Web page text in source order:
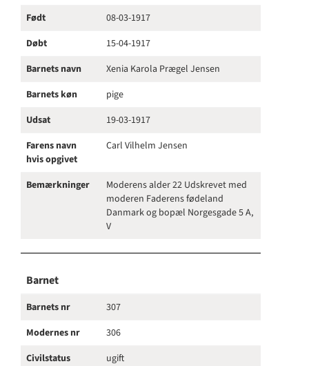
Født
08-03-1917
Døbt
15-04-1917
Barnets navn
Xenia Karola Prægel Jensen
Barnets køn
pige
Udsat
19-03-1917
Farens navn
hvis opgivet
Carl Vilhelm Jensen
Bemærkninger
Moderens alder 22 Udskrevet med
moderen Faderens fødeland
Danmark og bopæl Norgesgade 5 A,
V
Barnet
Barnets nr
307
Modernes nr
306
Civilstatus
ugift